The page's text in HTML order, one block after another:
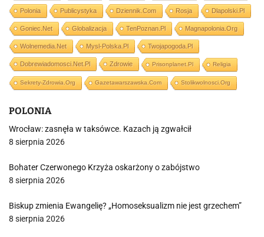
Polonia Publicystyka Dziennik.com Rosja Dlapolski.pl
Goniec.net Globalizacja TenPoznan.pl Magnapolonia.org
Wolnemedia.net Mysl-Polska.pl Twojapogoda.pl
Dobrewiadomosci.net.pl Zdrowie Prisonplanet.pl Religia
Sekrety-Zdrowia.org Gazetawarszawska.com Stolikwolnosci.org
POLONIA
Wrocław: zasnęła w taksówce. Kazach ją zgwałcił
8 sierpnia 2026
Bohater Czerwonego Krzyża oskarżony o zabójstwo
8 sierpnia 2026
Biskup zmienia Ewangelię? „Homoseksualizm nie jest grzechem”
8 sierpnia 2026